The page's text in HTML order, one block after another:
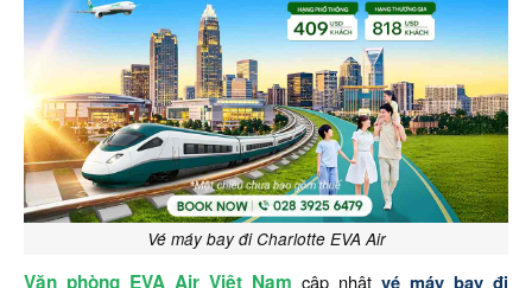
Vé máy bay đi Charlotte EVA Air
Văn phòng EVA Air Việt Nam cập nhật vé máy bay đi